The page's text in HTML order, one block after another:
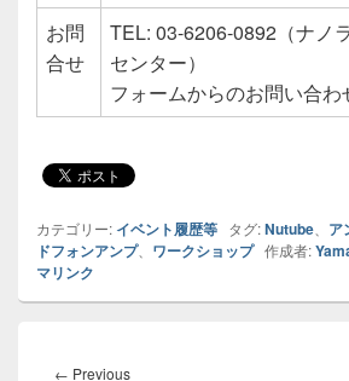
お問
合せ
TEL: 03-6206-0892（ナノ
センター）
フォームからのお問い合わ
カテゴリー: イベント履歴等 タグ:Nutube ア
ドフォンアンプ、 ワークショップ作成者:
マリンク
稿
← Previous